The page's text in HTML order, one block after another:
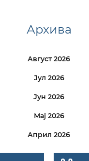
Архива
Август 2026
Јул 2026
Јун 2026
Мај 2026
Април 2026